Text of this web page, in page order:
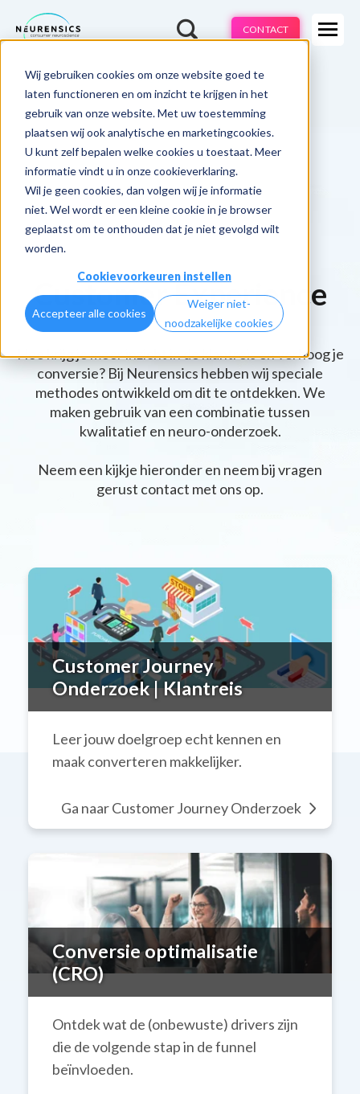
Wij gebruiken cookies om onze website goed te
laten functioneren en om inzicht te krijgen in het
gebruik van onze website. Met uw toestemming
plaatsen wij ook analytische en marketingcookies.
U kunt zelf bepalen welke cookies u toestaat. Meer
informatie vindt u in onze cookieverklaring.
Wil je geen cookies, dan volgen wij je informatie
niet. Wel wordt er een kleine cookie in je browser
geplaatst om te onthouden dat je niet gevolgd wilt
worden.
Cookievoorkeuren instellen
Accepteer alle cookies
Weiger niet-
noodzakelijke cookies
Expertises
Branches
Cases
Over ons
CONTACT
Webinar -Do 13 aug | 10:00 - 11:00u
Customer Experience
Hoe krijg je meer inzicht in de klantreis en verhoog je
conversie? Bij Neurensics hebben wij speciale
methodes ontwikkeld om dit te ontdekken. We
maken gebruik van een combinatie tussen
kwalitatief en neuro-onderzoek.
Neem een kijkje hieronder en neem bij vragen
gerust contact met ons op.
Customer Journey
Onderzoek | Klantreis
Leer jouw doelgroep echt kennen en
maak converteren makkelijker.
Ga naar Customer Journey Onderzoek
Conversie optimalisatie
(CRO)
Ontdek wat de (onbewuste) drivers zijn
die de volgende stap in de funnel
beïnvloeden.